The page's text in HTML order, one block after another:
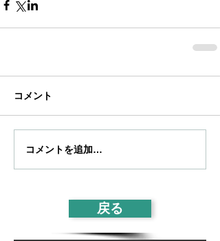
戻る
コメント
コメントを追加…